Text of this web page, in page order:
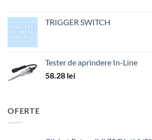
TRIGGER SWITCH
Tester de aprindere In-Line
58.28 lei
OFERTE